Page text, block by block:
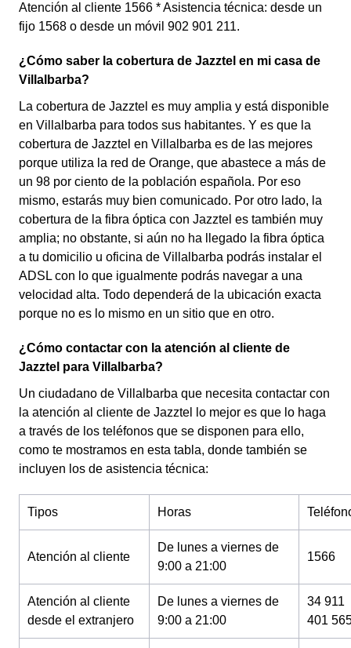
Atención al cliente 1566 * Asistencia técnica: desde un
fijo 1568 o desde un móvil 902 901 211.
¿Cómo saber la cobertura de Jazztel en mi casa de
Villalbarba?
La cobertura de Jazztel es muy amplia y está disponible
en Villalbarba para todos sus habitantes. Y es que la
cobertura de Jazztel en Villalbarba es de las mejores
porque utiliza la red de Orange, que abastece a más de
un 98 por ciento de la población española. Por eso
mismo, estarás muy bien comunicado. Por otro lado, la
cobertura de la fibra óptica con Jazztel es también muy
amplia; no obstante, si aún no ha llegado la fibra óptica
a tu domicilio u oficina de Villalbarba podrás instalar el
ADSL con lo que igualmente podrás navegar a una
velocidad alta. Todo dependerá de la ubicación exacta
porque no es lo mismo en un sitio que en otro.
¿Cómo contactar con la atención al cliente de
Jazztel para Villalbarba?
Un ciudadano de Villalbarba que necesita contactar con
la atención al cliente de Jazztel lo mejor es que lo haga
a través de los teléfonos que se disponen para ello,
como te mostramos en esta tabla, donde también se
incluyen los de asistencia técnica:
Tipos Horas
Atención al cliente
De lunes a viernes de
9:00 a 21:00
1566
Atención al cliente
desde el extranjero
De lunes a viernes de
9:00 a 21:00
34 911
401